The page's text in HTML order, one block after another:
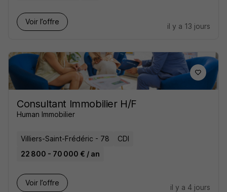
Voir l’offre
il y a 13 jours
Consultant Immobilier H/F
Human Immobilier
Villiers-Saint-Frédéric - 78
CDI
22 800 - 70 000 € / an
Voir l’offre
il y a 4 jours